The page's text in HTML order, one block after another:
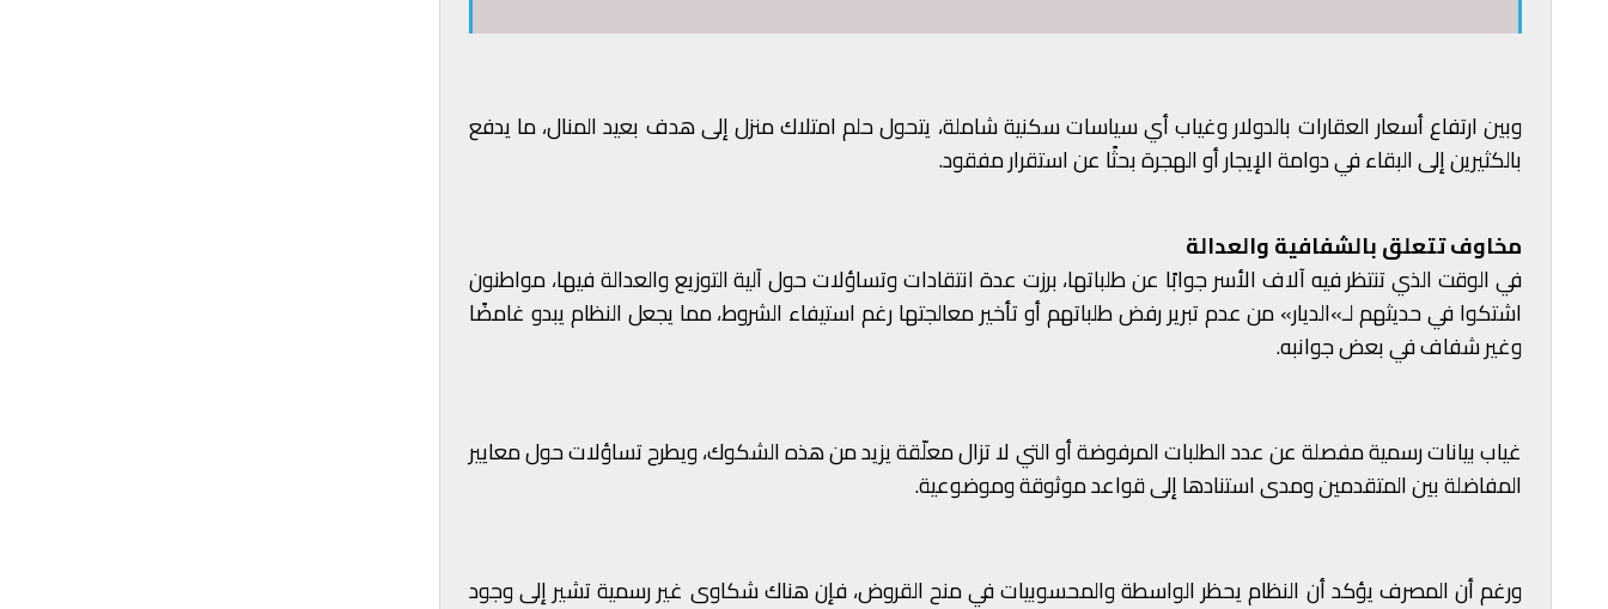
وبين ارتفاع أسعار العقارات بالدولار وغياب أي سياسات سكنية شاملة، يتحول حلم امتلاك منزل إلى هدف بعيد المنال، ما يدفع
بالكثيرين إلى البقاء في دوامة الإيجار أو الهجرة بحثًا عن استقرار مفقود.
مخاوف تتعلق بالشفافية والعدالة
في الوقت الذي تنتظر فيه آلاف الأسر جوابًا عن طلباتها، برزت عدة انتقادات وتساؤلات حول آلية التوزيع والعدالة فيها، مواطنون
اشتكوا في حديثهم لـ»الديار» من عدم تبرير رفض طلباتهم أو تأخير معالجتها رغم استيفاء الشروط، مما يجعل النظام يبدو غامضًا
وغير شفاف في بعض جوانبه.
غياب بيانات رسمية مفصلة عن عدد الطلبات المرفوضة أو التي لا تزال معلّقة يزيد من هذه الشكوك، ويطرح تساؤلات حول معايير
المفاضلة بين المتقدمين ومدى استنادها إلى قواعد موثوقة وموضوعية.
ورغم أن المصرف يؤكد أن النظام يحظر الواسطة والمحسوبيات في منح القروض، فإن هناك شكاوى غير رسمية تشير إلى وجود